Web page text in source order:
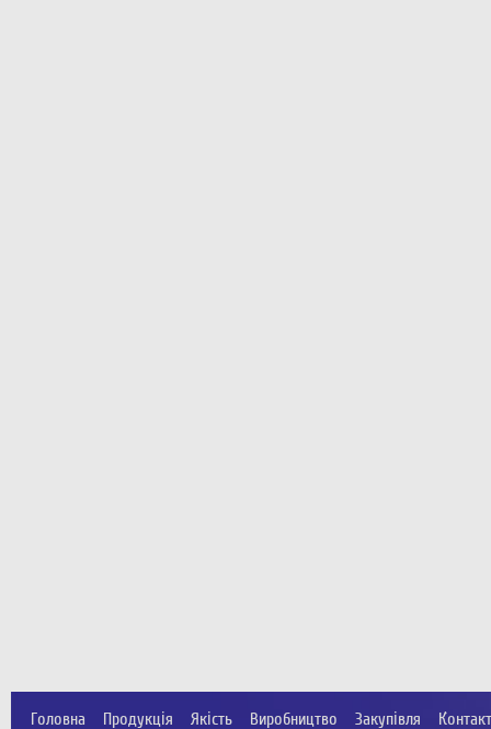
Головна Продукція Якість Виробництво Закупівля